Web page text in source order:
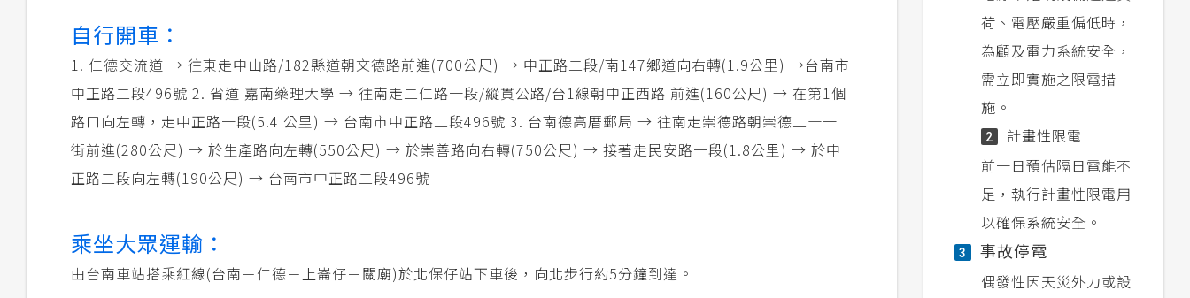
自行開車：
1. 仁德交流道 → 往東走中山路/182縣道朝文德路前進(700公尺) → 中正路二段/南147鄉道向右轉(1.9公里) →台南市
中正路二段496號 2. 省道 嘉南藥理大學 → 往南走二仁路一段/縱貫公路/台1線朝中正西路 前進(160公尺) → 在第1個
路口向左轉，走中正路一段(5.4 公里) → 台南市中正路二段496號 3. 台南德高厝郵局 → 往南走崇德路朝崇德二十一
街前進(280公尺) → 於生產路向左轉(550公尺) → 於崇善路向右轉(750公尺) → 接著走民安路一段(1.8公里) → 於中
正路二段向左轉(190公尺) → 台南市中正路二段496號
乘坐大眾運輸：
由台南車站搭乘紅線(台南－仁德－上崙仔－關廟)於北保仔站下車後，向北步行約5分鐘到達。
荷、電壓嚴重偏低時，
為顧及電力系統安全，
需立即實施之限電措
施。
2
計畫性限電
前一日預估隔日電能不
足，執行計畫性限電用
以確保系統安全。
3 事故停電
偶發性因天災外力或設